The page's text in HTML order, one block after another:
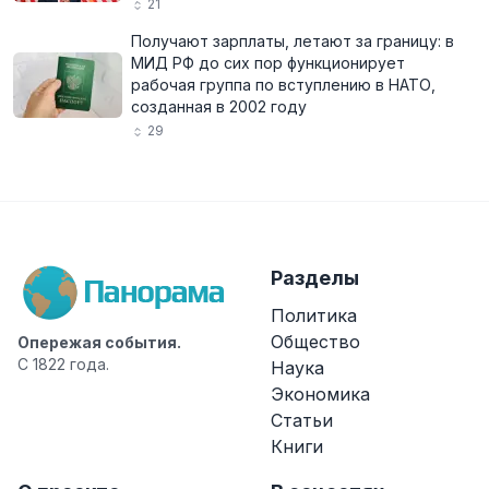
21
Получают зарплаты, летают за границу: в
МИД РФ до сих пор функционирует
рабочая группа по вступлению в НАТО,
созданная в 2002 году
29
Опережая события.
С 1822 года.
Разделы
Политика
Общество
Наука
Экономика
Статьи
Книги